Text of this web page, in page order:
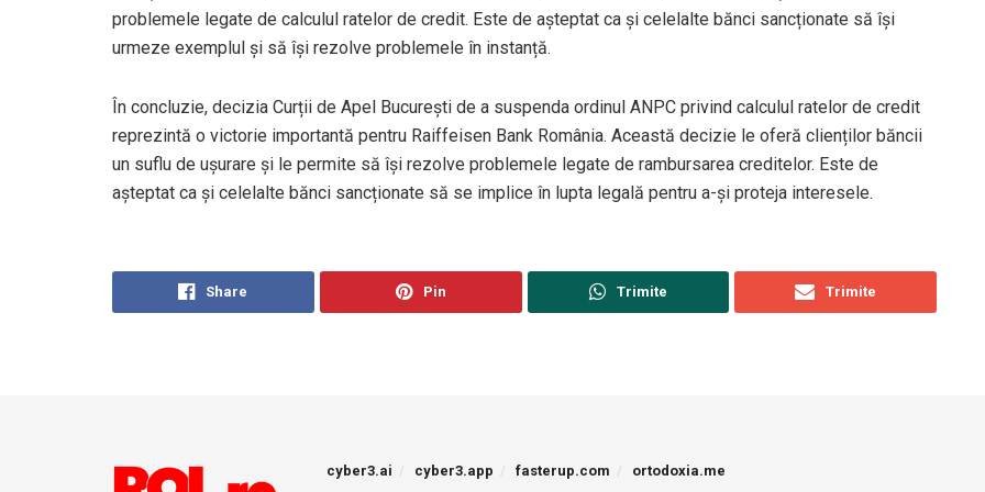
problemele legate de calculul ratelor de credit. Este de așteptat ca și celelalte bănci sancționate să își
urmeze exemplul și să își rezolve problemele în instanță.
În concluzie, decizia Curții de Apel București de a suspenda ordinul ANPC privind calculul ratelor de credit
reprezintă o victorie importantă pentru Raiffeisen Bank România. Această decizie le oferă clienților băncii
un suflu de ușurare și le permite să își rezolve problemele legate de rambursarea creditelor. Este de
așteptat ca și celelalte bănci sancționate să se implice în lupta legală pentru a-și proteja interesele.
Share Pin Trimite Trimite
cyber3.ai cyber3.app fasterup.com ortodoxia.me